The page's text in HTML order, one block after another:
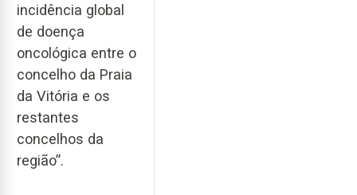
incidência global
de doença
oncológica entre o
concelho da Praia
da Vitória e os
restantes
concelhos da
região”.